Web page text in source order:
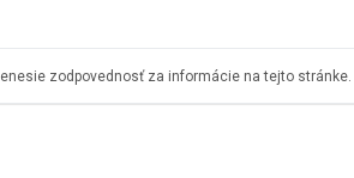
zodpovednosť za informácie na tejto stránke.